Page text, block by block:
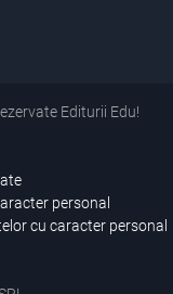
Editurii Edu!
personal
cu caracter personal